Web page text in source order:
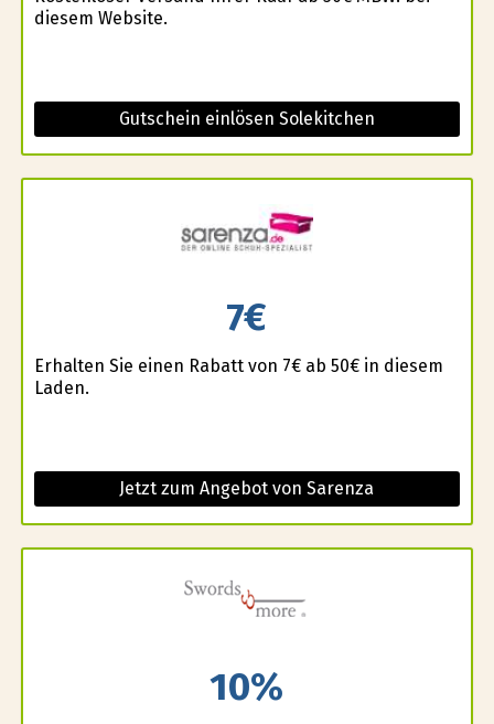
diesem Website.
Gutschein einlösen Solekitchen
7€
Erhalten Sie einen Rabatt von 7€ ab 50€ in diesem
Laden.
Jetzt zum Angebot von Sarenza
10%